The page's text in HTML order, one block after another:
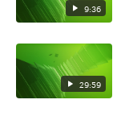
9:36
29:59